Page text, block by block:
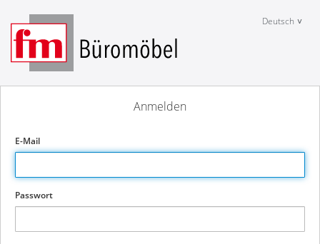
Deutsch
Anmelden
E-Mail
Passwort